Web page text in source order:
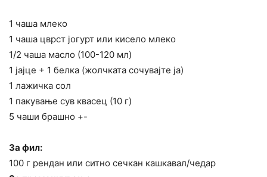
1 чаша млеко
1 чаша цврст јогурт или кисело млеко
1/2 чаша масло (100-120 мл)
1 јајце + 1 белка (жолчката сочувајте ја)
1 лажичка сол
1 пакување сув квасец (10 г)
5 чаши брашно +-
За фил:
100 г рендан или ситно сечкан кашкавал/чедар